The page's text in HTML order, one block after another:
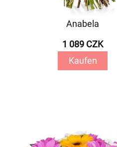
Anabela
1 089 CZK
Kaufen